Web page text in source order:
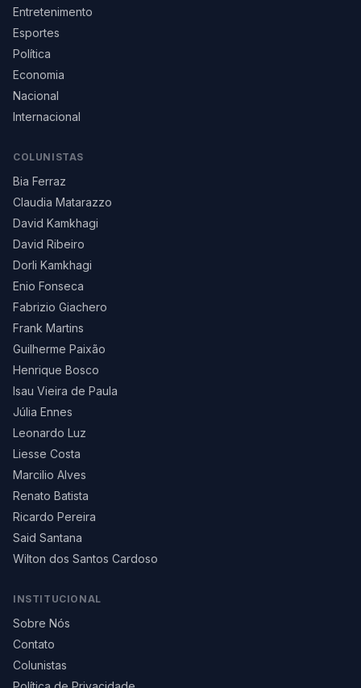
Entretenimento
Esportes
Política
Economia
Nacional
Internacional
COLUNISTAS
Bia Ferraz
Claudia Matarazzo
David Kamkhagi
David Ribeiro
Dorli Kamkhagi
Enio Fonseca
Fabrizio Giachero
Frank Martins
Guilherme Paixão
Henrique Bosco
Isau Vieira de Paula
Júlia Ennes
Leonardo Luz
Liesse Costa
Marcilio Alves
Renato Batista
Ricardo Pereira
Said Santana
Wilton dos Santos Cardoso
INSTITUCIONAL
Sobre Nós
Contato
Colunistas